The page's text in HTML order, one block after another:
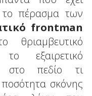
το πέρασμα των
frontman
εξαιρετικό
στο πεδίο τι
σκόνης